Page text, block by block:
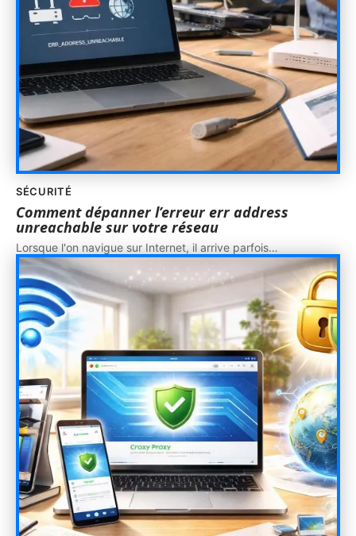
SÉCURITÉ
Comment dépanner l’erreur err address
unreachable sur votre réseau
Lorsque l'on navigue sur Internet, il arrive parfois…